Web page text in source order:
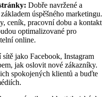
Dobře navržené a
úspěšného marketingu.
ceník, pracovní dobu a kontakt
optimalizované pro
online.
sítě jako Facebook, Instagram
jak oslovit nové zákazníky.
spokojených klientů a buďte